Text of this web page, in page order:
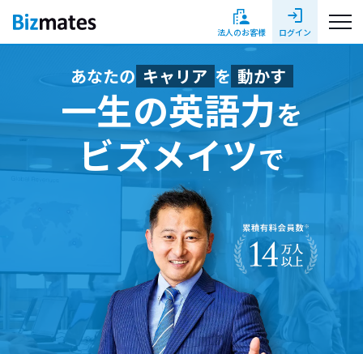
法人のお客様 ログイン
login
あなたの キャリア を 動かす
一生の英語力を
ビズメイツで